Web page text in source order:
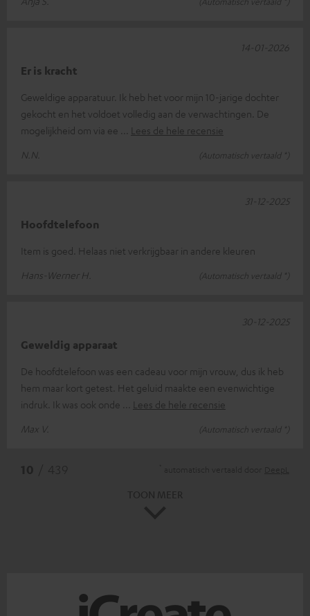
Er is kracht
Geweldige apparatuur. Ik heb het voor mijn 10-jarige dochter
gekocht en het voldoet volledig aan de verwachtingen. De
mogelijkheid om via ee
Lees de hele recensie
N.N.
(Automatisch vertaald *)
14-01-2026
Hoofdtelefoon
Item is goed. Helaas niet verkrijgbaar in andere kleuren
Hans-Werner H.
(Automatisch vertaald *)
31-12-2025
Geweldig apparaat
De hoofdtelefoon was een cadeau voor mijn vrouw, dus ik heb
hem maar kort getest. Het geluid maakte een evenwichtige
indruk. Ik was ook onde
Lees de hele recensie
Max V.
(Automatisch vertaald *)
30-12-2025